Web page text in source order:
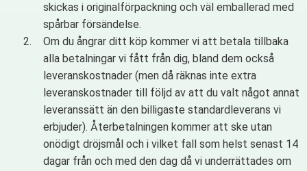
skickas i originalförpackning och väl emballerad med
spårbar försändelse.
Om du ångrar ditt köp kommer vi att betala tillbaka
alla betalningar vi fått från dig, bland dem också
leveranskostnader (men då räknas inte extra
leveranskostnader till följd av att du valt något annat
leveranssätt än den billigaste standardleverans vi
erbjuder). Återbetalningen kommer att ske utan
onödigt dröjsmål och i vilket fall som helst senast 14
dagar från och med den dag då vi underrättades om